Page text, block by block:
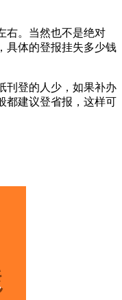
右。当然也不是绝对
具体的登报挂失多少钱
刊登的人少，如果补办
都建议登省报，这样可